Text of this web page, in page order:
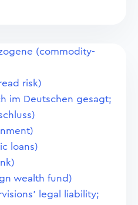
(commodity-
risk)
im Deutschen gesagt;
loans)
wealth fund)
legal liability;